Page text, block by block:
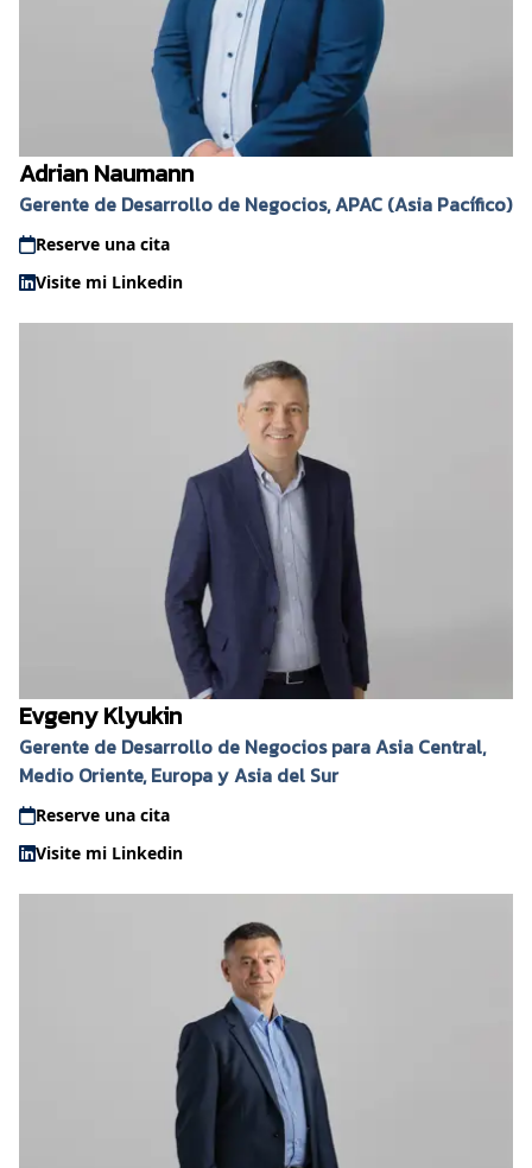
Adrian Naumann
Gerente de Desarrollo de Negocios, APAC (Asia Pacífico)
Reserve una cita
Visite mi Linkedin
Evgeny Klyukin
Gerente de Desarrollo de Negocios para Asia Central,
Medio Oriente, Europa y Asia del Sur
Reserve una cita
Visite mi Linkedin